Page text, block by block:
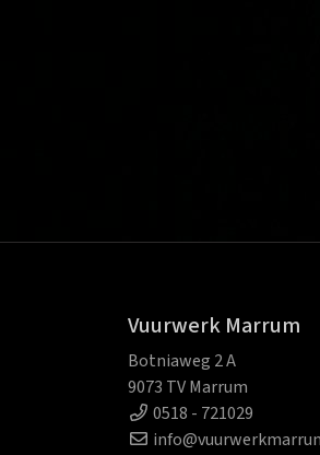
Vuurwerk Marrum
Botniaweg 2 A
9073 TV Marrum
0518 - 721029